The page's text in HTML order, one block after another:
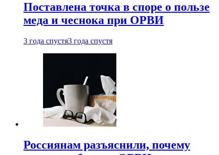
Поставлена точка в споре о пользе
меда и чеснока при ОРВИ
3 года спустя3 года спустя
Россиянам разъяснили, почему